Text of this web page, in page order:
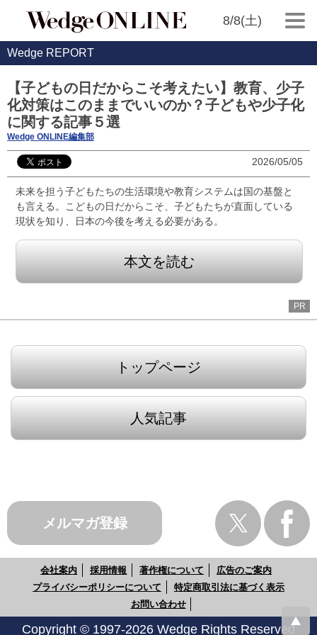
8/8(土)
Wedge REPORT
【子どもの日だからこそ考えたい】教育、少子
化対策はこのままでいいのか？子どもや少子化
に関する記事５選
Wedge ONLINE編集部
2026/05/05
未来を担う子どもたちの生活環境や教育システムは国の基盤と
も言える。こどもの日だからこそ、子どもたちが直面している
現状を知り、日本の今後を考える必要がある。
本文を読む
PR
トップページ
人気記事
メルマガ登録
会社案内 採用情報 著作権について
広告のご案内
プライバシーポリシーについて
特定商取引法に基づく表示
お問い合わせ
Copyright © 1997-2026 Wedge Rights Reserved